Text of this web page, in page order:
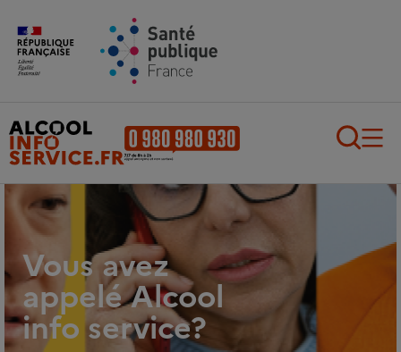
Aller au contenu principal
Vous avez
appelé Alcool
info service?